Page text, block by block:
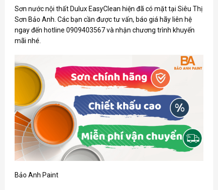
Sơn nước nội thất DuluxEasyClean hiện đã có mặt tại Siêu Thị
Sơn Bảo Anh. Các bạn cần được tư vấn, báo giá hãy liên hệ
ngay đến hotline 0909403567 và nhận chương trình khuyến
mãi nhé.
Bảo Anh Paint